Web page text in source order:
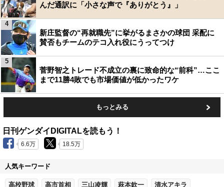
んだ通訳に「小さな声で『ありがとう』」
新庄監督の“再就職先”に挙がるまさかの球団 采配に
賛否もチームのテコ入れ役にうってつけ
4
菅野智之トレード不成立の裏に致命的な“前科”…ここ
まで11勝4敗でも市場価値が低かったワケ
5
もっとみる
日刊ゲンダイDIGITALを読もう！
6.6万 18.5万
人気キーワード
高校野球 高市首相 三山凌輝 萩本欽一 清水アキラ